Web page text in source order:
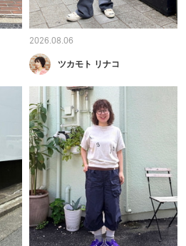
2026.08.06
ツカモト リナコ